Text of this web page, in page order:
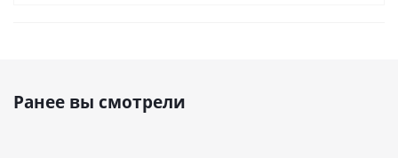
Ранее вы смотрели